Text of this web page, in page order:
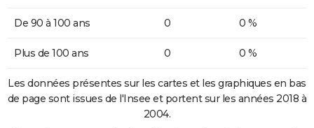
De 90 à 100 ans 0 0 %
Plus de 100 ans 0 0 %
Les données présentes sur les cartes et les graphiques en bas
de page sont issues de l'Insee et portent sur les années 2018 à
2004.